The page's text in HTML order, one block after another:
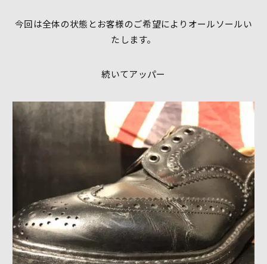
今回は全体の状態とお客様のご希望によりオールソールい
たします。
続いてアッパー